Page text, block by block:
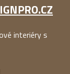
interiéry s